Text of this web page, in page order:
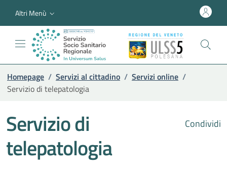
Altri Menù
Homepage / Servizi al cittadino / Servizi online /
Servizio di telepatologia
Condividi
Servizio di
telepatologia